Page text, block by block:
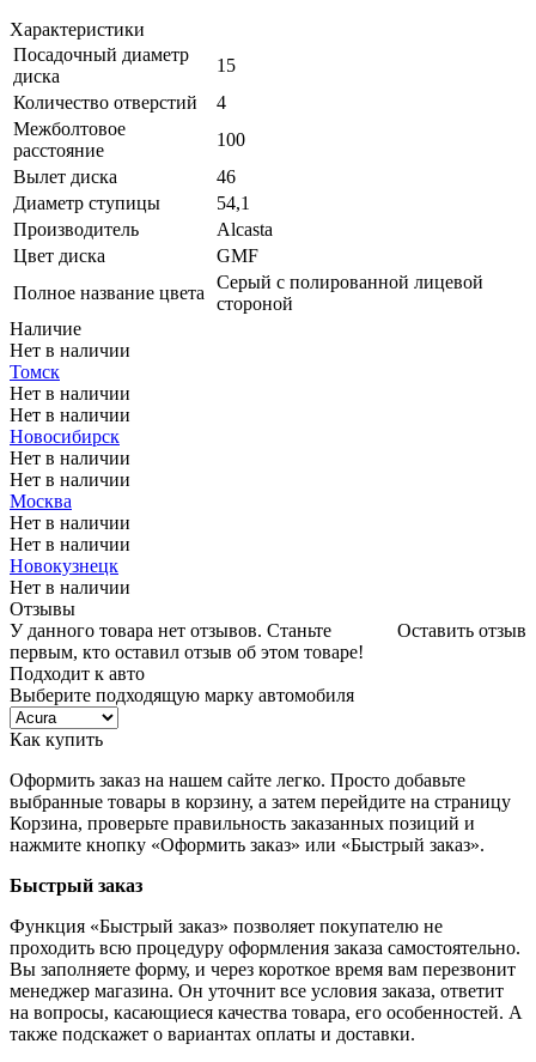
Характеристики
Посадочный диаметр
диска
15
Количество отверстий
4
Межболтовое
расстояние
100
Вылет диска
46
Диаметр ступицы
54,1
Производитель
Alcasta
Цвет диска
GMF
Полное название цвета
Серый с полированной лицевой
стороной
Наличие
Нет в наличии
Томск
Нет в наличии
Нет в наличии
Новосибирск
Нет в наличии
Нет в наличии
Москва
Нет в наличии
Нет в наличии
Новокузнецк
Нет в наличии
Отзывы
Оставить отзыв
У данного товара нет отзывов. Станьте
первым, кто оставил отзыв об этом товаре!
Подходит к авто
Выберите подходящую марку автомобиля
Как купить
Оформить заказ на нашем сайте легко. Просто добавьте
выбранные товары в корзину, а затем перейдите на страницу
Корзина, проверьте правильность заказанных позиций и
нажмите кнопку «Оформить заказ» или «Быстрый заказ».
Быстрый заказ
Функция «Быстрый заказ» позволяет покупателю не
проходить всю процедуру оформления заказа самостоятельно.
Вы заполняете форму, и через короткое время вам перезвонит
менеджер магазина. Он уточнит все условия заказа, ответит
на вопросы, касающиеся качества товара, его особенностей. А
также подскажет о вариантах оплаты и доставки.